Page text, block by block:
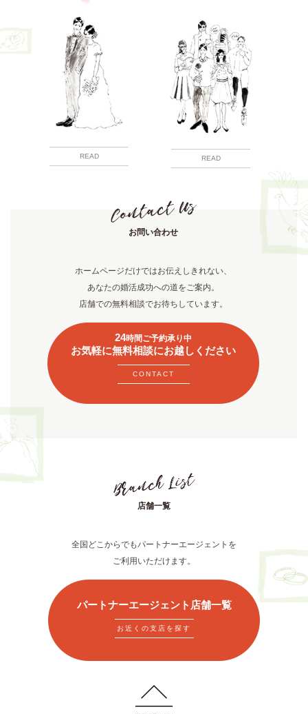
READ READ
お問い合わせ
ホームページだけではお伝えしきれない、
あなたの婚活成功への道をご案内。
店舗での無料相談でお待ちしています。
24時間ご予約承り中
お気軽に無料相談にお越しください
CONTACT
店舗一覧
全国どこからでもパートナーエージェントを
ご利用いただけます。
パートナーエージェント店舗一覧
お近くの支店を探す